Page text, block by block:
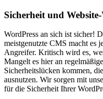
Sicherheit und
WordPress an sich ist sicher!
meistgenutzte CMS macht es
Angreifer. Kritisch wird es,
Mangelt es hier an
Sicherheitslücken kommen,
ausnutzen. Wir sorgen mit
für die Sicherheit Ihrer